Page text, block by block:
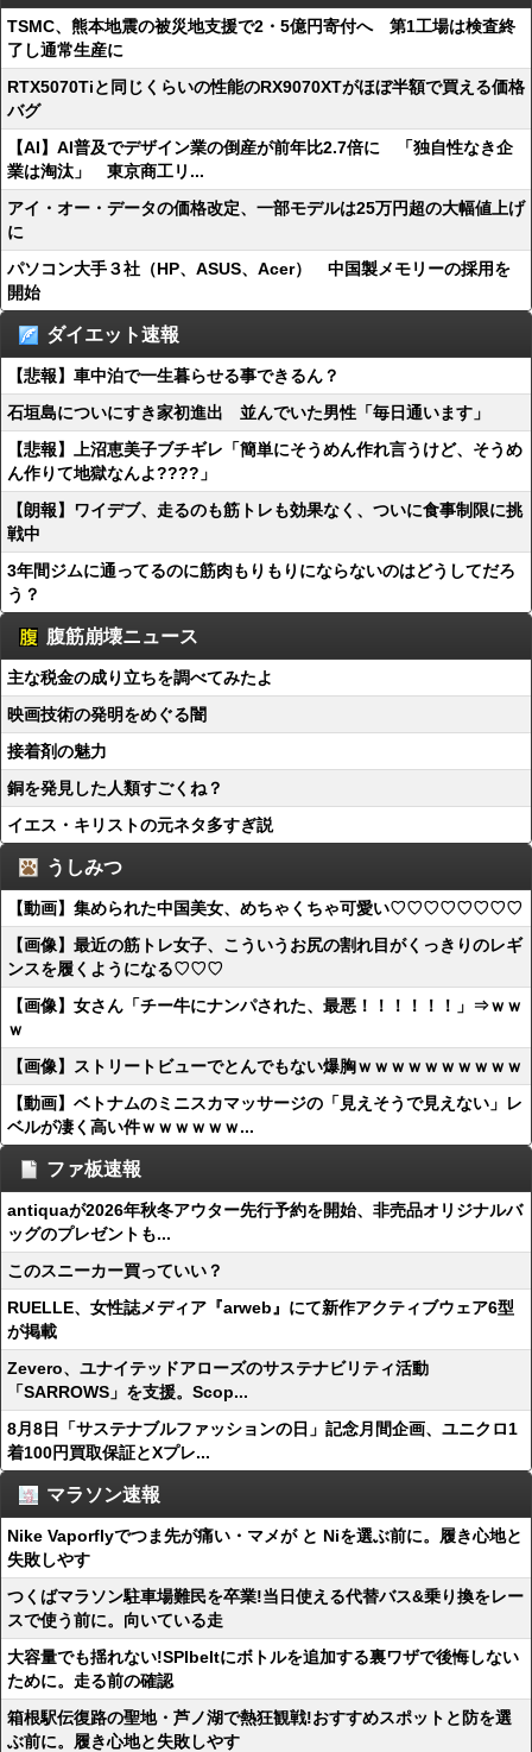
TSMC、熊本地震の被災地支援で2・5億円寄付へ 第1工場は検査終
了し通常生産に
RTX5070Tiと同じくらいの性能のRX9070XTがほぼ半額で買える価格
バグ
【AI】AI普及でデザイン業の倒産が前年比2.7倍に 「独自性なき企
業は淘汰」 東京商工リ...
アイ・オー・データの価格改定、一部モデルは25万円超の大幅値上げ
に
パソコン大手３社（HP、ASUS、Acer） 中国製メモリーの採用を
開始
ダイエット速報
【悲報】車中泊で一生暮らせる事できるん？
石垣島についにすき家初進出 並んでいた男性「毎日通います」
【悲報】上沼恵美子ブチギレ「簡単にそうめん作れ言うけど、そうめ
ん作りて地獄なんよ????」
【朗報】ワイデブ、走るのも筋トレも効果なく、ついに食事制限に挑
戦中
3年間ジムに通ってるのに筋肉もりもりにならないのはどうしてだろ
う？
腹筋崩壊ニュース
主な税金の成り立ちを調べてみたよ
映画技術の発明をめぐる闇
接着剤の魅力
銅を発見した人類すごくね？
イエス・キリストの元ネタ多すぎ説
うしみつ
【動画】集められた中国美女、めちゃくちゃ可愛い♡♡♡♡♡♡♡♡
【画像】最近の筋トレ女子、こういうお尻の割れ目がくっきりのレギ
ンスを履くようになる♡♡♡
【画像】女さん「チー牛にナンパされた、最悪！！！！！！」⇒ｗｗ
ｗ
【画像】ストリートビューでとんでもない爆胸ｗｗｗｗｗｗｗｗｗｗ
【動画】ベトナムのミニスカマッサージの「見えそうで見えない」レ
ベルが凄く高い件ｗｗｗｗｗｗ...
ファ板速報
antiquaが2026年秋冬アウター先行予約を開始、非売品オリジナルバ
ッグのプレゼントも...
このスニーカー買っていい？
RUELLE、女性誌メディア『arweb』にて新作アクティブウェア6型
が掲載
Zevero、ユナイテッドアローズのサステナビリティ活動
「SARROWS」を支援。Scop...
8月8日「サステナブルファッションの日」記念月間企画、ユニクロ1
着100円買取保証とXプレ...
マラソン速報
Nike Vaporflyでつま先が痛い・マメが と Niを選ぶ前に。履き心地と
失敗しやす
つくばマラソン駐車場難民を卒業!当日使える代替バス&乗り換をレー
スで使う前に。向いている走
大容量でも揺れない!SPIbeltにボトルを追加する裏ワザで後悔しない
ために。走る前の確認
箱根駅伝復路の聖地・芦ノ湖で熱狂観戦!おすすめスポットと防を選
ぶ前に。履き心地と失敗しやす